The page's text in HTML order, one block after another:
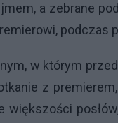
a zebrane
podczas
w którym
z